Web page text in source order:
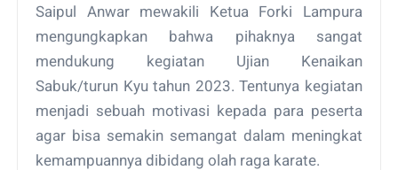
Saipul Anwar mewakili Ketua Forki Lampura
mengungkapkan bahwa pihaknya sangat
mendukung kegiatan Ujian Kenaikan
Sabuk/turun Kyu tahun 2023. Tentunya kegiatan
menjadi sebuah motivasi kepada para peserta
agar bisa semakin semangat dalam meningkat
kemampuannya dibidang olah raga karate.